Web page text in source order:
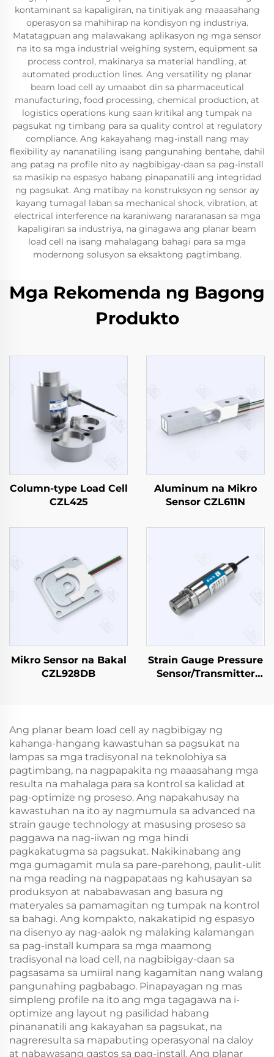
kontaminant sa kapaligiran, na tinitiyak ang maaasahang
operasyon sa mahihirap na kondisyon ng industriya.
Matatagpuan ang malawakang aplikasyon ng mga sensor
na ito sa mga industrial weighing system, equipment sa
process control, makinarya sa material handling, at
automated production lines. Ang versatility ng planar
beam load cell ay umaabot din sa pharmaceutical
manufacturing, food processing, chemical production, at
logistics operations kung saan kritikal ang tumpak na
pagsukat ng timbang para sa quality control at regulatory
compliance. Ang kakayahang mag-install nang may
flexibility ay nananatiling isang pangunahing bentahe, dahil
ang patag na profile nito ay nagbibigay-daan sa pag-install
sa masikip na espasyo habang pinapanatili ang integridad
ng pagsukat. Ang matibay na konstruksyon ng sensor ay
kayang tumagal laban sa mechanical shock, vibration, at
electrical interference na karaniwang nararanasan sa mga
kapaligiran sa industriya, na ginagawa ang planar beam
load cell na isang mahalagang bahagi para sa mga
modernong solusyon sa eksaktong pagtimbang.
Mga Rekomenda ng Bagong
Produkto
Column-type Load Cell
CZL425
Aluminum na Mikro
Sensor CZL611N
Mikro Sensor na Bakal
CZL928DB
Strain Gauge Pressure
Sensor/Transmitter
Ang planar beam load cell ay nagbibigay ng
kahanga-hangang kawastuhan sa pagsukat na
lampas sa mga tradisyonal na teknolohiya sa
pagtimbang, na nagpapakita ng maaasahang mga
resulta na mahalaga para sa kontrol sa kalidad at
pag-optimize ng proseso. Ang napakahusay na
kawastuhan na ito ay nagmumula sa advanced na
strain gauge technology at masusing proseso sa
paggawa na nag-iiwan ng mga hindi
pagkakatugma sa pagsukat. Nakikinabang ang
mga gumagamit mula sa pare-parehong, paulit-ulit
na mga reading na nagpapataas ng kahusayan sa
produksyon at nababawasan ang basura ng
materyales sa pamamagitan ng tumpak na kontrol
sa bahagi. Ang kompakto, nakakatipid ng espasyo
na disenyo ay nag-aalok ng malaking kalamangan
sa pag-install kumpara sa mga maamong
tradisyonal na load cell, na nagbibigay-daan sa
pagsasama sa umiiral nang kagamitan nang walang
pangunahing pagbabago. Pinapayagan ng mas
simpleng profile na ito ang mga tagagawa na i-
optimize ang layout ng pasilidad habang
pinananatili ang kakayahan sa pagsukat, na
nagreresulta sa mapabuting operasyonal na daloy
at nabawasang gastos sa pag-install. Ang planar